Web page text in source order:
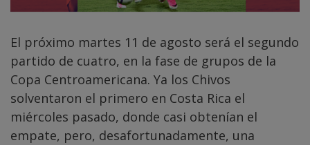
El próximo martes 11 de agosto será el segundo
partido de cuatro, en la fase de grupos de la
Copa Centroamericana. Ya los Chivos
solventaron el primero en Costa Rica el
miércoles pasado, donde casi obtenían el
empate, pero, desafortunadamente, una